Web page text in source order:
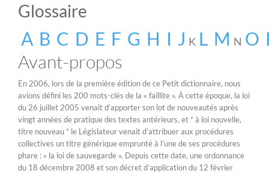
Glossaire
A B C D E F G H I J K L M N O
Avant-propos
En 2006, lors de la première édition de ce Petit dictionnaire, nous
avions défini les 200 mots-clés de la « faillite ». À cette époque, la loi
du 26 juillet 2005 venait d’apporter son lot de nouveautés après
vingt années de pratique des textes antérieurs, et * à loi nouvelle,
titre nouveau * le Législateur venait d’attribuer aux procédures
collectives un titre générique emprunté à l’une de ses procédures
phare : « la loi de sauvegarde ». Depuis cette date, une ordonnance
du 18 décembre 2008 et son décret d’application du 12 février